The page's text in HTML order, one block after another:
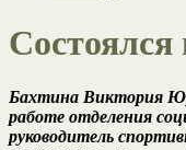
Бахтина Виктория
работе отделения
руководитель